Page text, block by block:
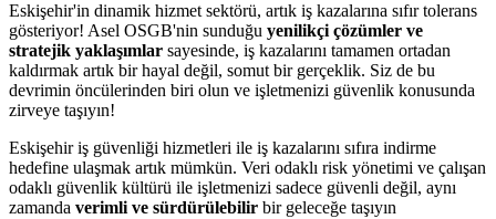
Eskişehir'in dinamik hizmet sektörü, artık iş kazalarına sıfır tolerans
gösteriyor! Asel OSGB'nin sunduğu yenilikçi çözümler ve
stratejik yaklaşımlar sayesinde, iş kazalarını tamamen ortadan
kaldırmak artık bir hayal değil, somut bir gerçeklik. Siz de bu
devrimin öncülerinden biri olun ve işletmenizi güvenlik konusunda
zirveye taşıyın!
Eskişehir iş güvenliği hizmetleri ile iş kazalarını sıfıra indirme
hedefine ulaşmak artık mümkün. Veri odaklı risk yönetimi ve çalışan
odaklı güvenlik kültürü ile işletmenizi sadece güvenli değil, aynı
zamanda verimli ve sürdürülebilir bir geleceğe taşıyın